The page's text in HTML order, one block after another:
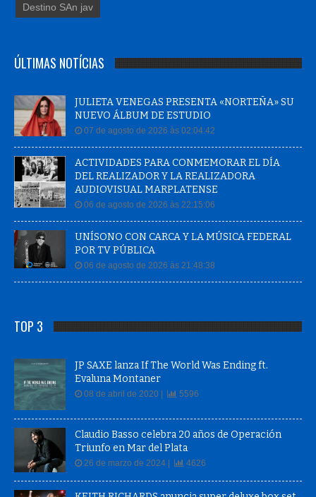
Destino SAn jav
ÚLTIMAS NOTÍCIAS
JULIETA VENEGAS PRESENTA «NORTEÑA» SU
NUEVO ÁLBUM DE ESTUDIO
07 de agosto de 2026 às 02:04:42
ACTIVIDADES PARA CONMEMORAR EL DÍA
DEL REALIZADOR Y LA REALIZADORA
AUDIOVISUAL MARPLATENSE
06 de agosto de 2026 às 22:15:06
UNÍSONO CON CARCA Y LA MÚSICA FEDERAL
POR TV PÚBLICA
06 de agosto de 2026 às 21:48:38
TOP 3
JP SAXE lanza If The World Was Ending ft.
Evaluna Montaner
08 de abril de 2020 | 5596
Claudio Basso celebra 20 años de Operación
Triunfo en Mar del Plata
26 de marzo de 2024 | 4626